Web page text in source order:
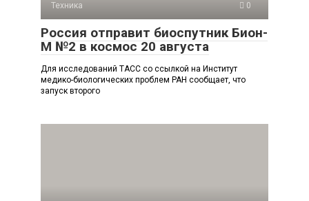
Техника 0
Россия отправит биоспутник Бион-
М №2 в космос 20 августа
Для исследований ТАСС со ссылкой на Институт
медико-биологических проблем РАН сообщает, что
запуск второго